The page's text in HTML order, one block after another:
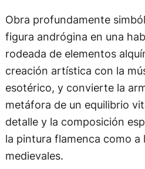
Obra profundamente
figura andrógina en una
rodeada de elementos
creación artística con la
esotérico, y convierte la
metáfora de un equilibrio
detalle y la composición
la pintura flamenca como a
medievales.